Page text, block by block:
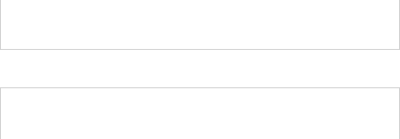
ご注文手続き